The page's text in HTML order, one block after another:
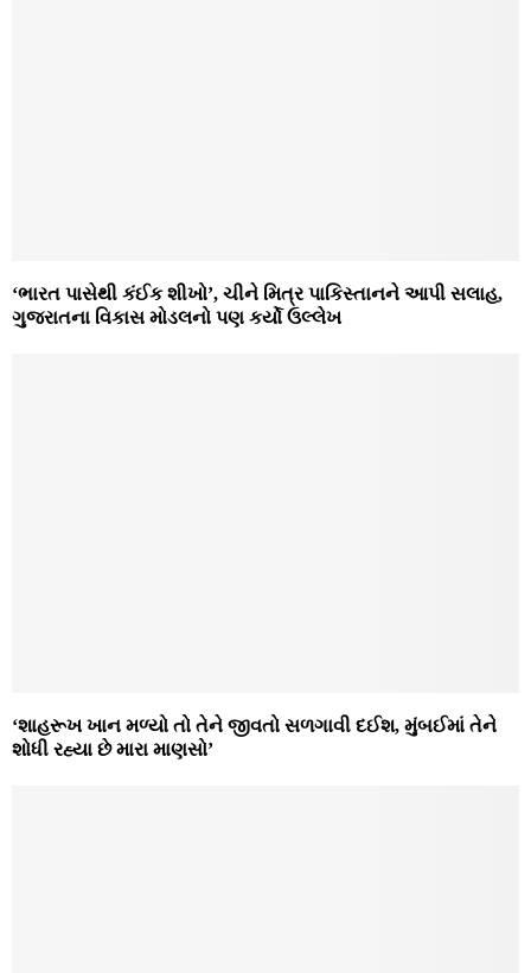
‘ભારત પાસેથી કંઈક શીખો’, ચીને મિત્ર પાકિસ્તાનને આપી સલાહ,
ગુજરાતના વિકાસ મોડલનો પણ કર્યો ઉલ્લેખ
‘શાહરૂખ ખાન મળ્યો તો તેને જીવતો સળગાવી દઈશ, મુંબઈમાં તેને
શોધી રહ્યા છે મારા માણસો’